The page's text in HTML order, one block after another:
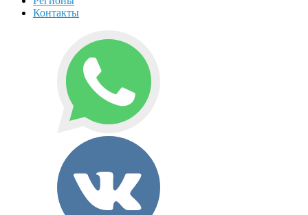
Контакты